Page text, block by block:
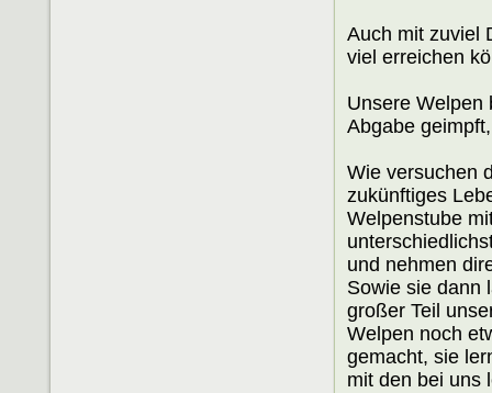
Auch mit zuviel
viel erreichen
Unsere Welpen
Abgabe
Wie versuchen
zukünftiges
Welpenstube
und nehmen
Sowie sie dann
großer Teil
Welpen noch
gemacht, sie
mit den bei uns